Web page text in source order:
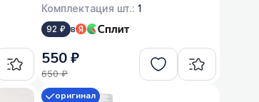
Комплектация шт.:1
92 ₽ в
550 ₽
650 ₽
оригинал